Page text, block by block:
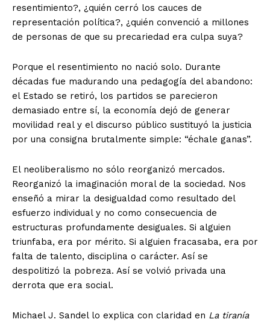
resentimiento?, ¿quién cerró los cauces de
representación política?, ¿quién convenció a millones
de personas de que su precariedad era culpa suya?
Porque el resentimiento no nació solo. Durante
décadas fue madurando una pedagogía del abandono:
el Estado se retiró, los partidos se parecieron
demasiado entre sí, la economía dejó de generar
movilidad real y el discurso público sustituyó la justicia
por una consigna brutalmente simple: “échale ganas”.
El neoliberalismo no sólo reorganizó mercados.
Reorganizó la imaginación moral de la sociedad. Nos
enseñó a mirar la desigualdad como resultado del
esfuerzo individual y no como consecuencia de
estructuras profundamente desiguales. Si alguien
triunfaba, era por mérito. Si alguien fracasaba, era por
falta de talento, disciplina o carácter. Así se
despolitizó la pobreza. Así se volvió privada una
derrota que era social.
Michael J. Sandel lo explica con claridad en La tiranía